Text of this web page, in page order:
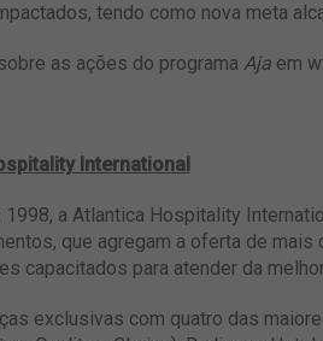
tendo como nova meta
as ações do programa Ajaem
International
1998, a Atlantica Hospitality
que agregam a oferta de
capacitados para atender da
exclusivas com quatro das